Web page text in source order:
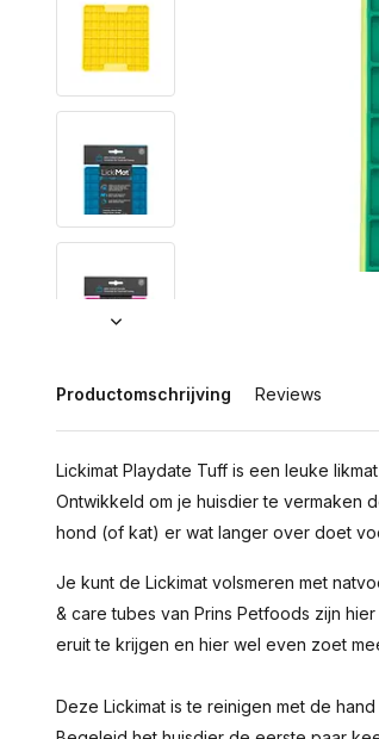
Productomschrijving Reviews
Lickimat Playdate Tuff is een leuke
Ontwikkeld om je huisdier te vermaken
hond (of kat) er wat langer over doet
Je kunt de Lickimat volsmeren met
& care tubes van Prins Petfoods zijn
eruit te krijgen en hier wel even zoet
Deze Lickimat is te reinigen met de